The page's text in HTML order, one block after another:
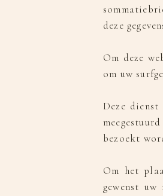
deze
Om deze
om uw
Deze
bezoekt
Om het
gewenst